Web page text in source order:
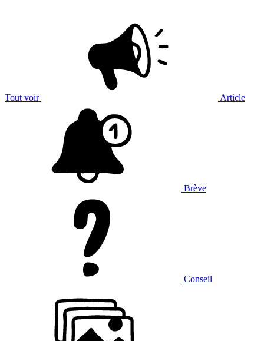
Tout voir Article
Brève
Conseil